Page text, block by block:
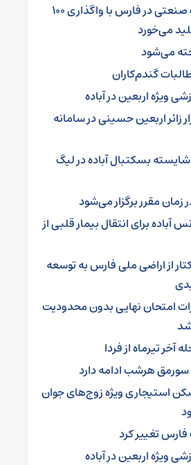
چهار طرح شهرک صنعتی در فارس با واگذاری ۱۰۰
می‌خورد
می‌شود
گندم‌کاران
ویژه اربعین در آباده
۷۸۷ هزار زائر اربعین حسینی در سامانه
بسکتبال آباده در لیگ
زمان مقرر برگزار می‌شود
آباده برای انتقال بیمار قلبی از
۴۰۰ هکتار از اراضی ملی فارس به توسعه
امتحان نهایی بدون محدودیت
آخر تیرماه از فردا
هرشب ادامه دارد
استیجاری ویژه زوج‌های جوان
تغییر کرد
ویژه اربعین در آباده